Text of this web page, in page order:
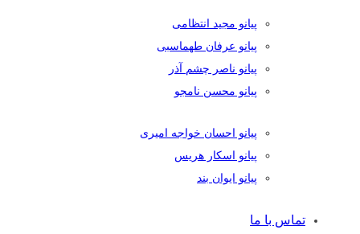
پیانو مجید انتظامی
پیانو عرفان طهماسبی
پیانو ناصر چشم آذر
پیانو محسن نامجو
پیانو احسان خواجه امیری
پیانو اسکار هریس
پیانو ایوان بند
تماس با ما